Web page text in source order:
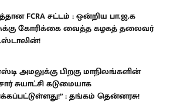
FCRA சட்டம் : ஒன்றிய பா.ஜ.க
கோரிக்கை வைத்த கழகத் தலைவர்
அமலுக்கு பிறகு மாநிலங்களின்
சுயாட்சி கடுமையாக
: தங்கம் தென்னரசு!